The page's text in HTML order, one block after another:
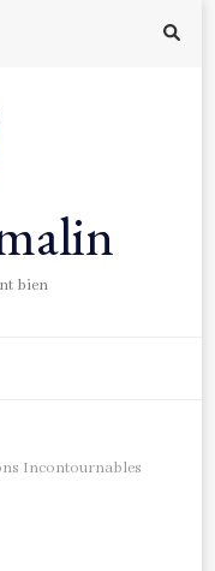
bien
Incontournables